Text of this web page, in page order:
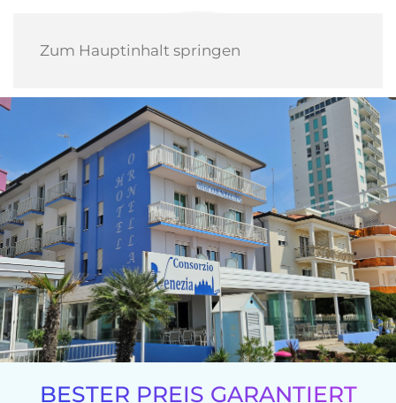
Zum Hauptinhalt springen
BESTER PREIS GARANTIERT